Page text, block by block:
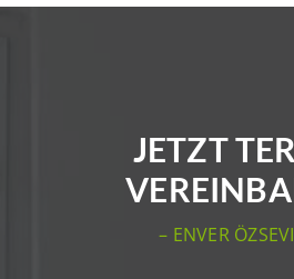
JETZT
– ENVER